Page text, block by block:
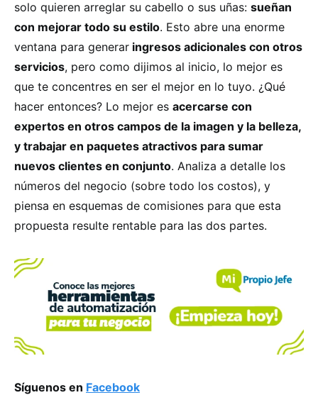
solo quieren arreglar su cabello o sus uñas: sueñan
con mejorar todo su estilo. Esto abre una enorme
ventana para generar ingresos adicionales con otros
servicios, pero como dijimos al inicio, lo mejor es
que te concentres en ser el mejor en lo tuyo. ¿Qué
hacer entonces? Lo mejor es acercarse con
expertos en otros campos de la imagen y la belleza,
y trabajar en paquetes atractivos para sumar
nuevos clientes en conjunto. Analiza a detalle los
números del negocio (sobre todo los costos), y
piensa en esquemas de comisiones para que esta
propuesta resulte rentable para las dos partes.
Síguenos en Facebook